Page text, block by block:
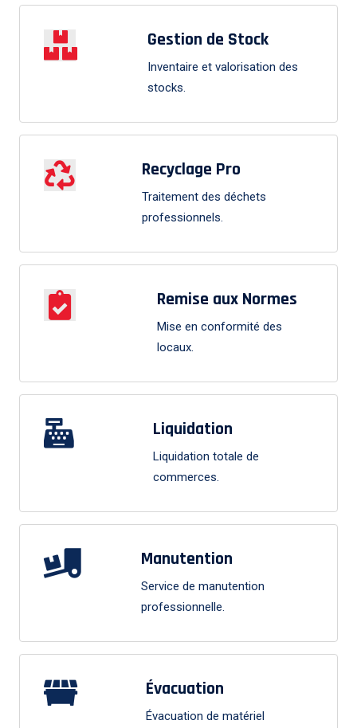
Gestion de Stock
Inventaire et valorisation des
stocks.
Recyclage Pro
Traitement des déchets
professionnels.
Remise aux Normes
Mise en conformité des
locaux.
Liquidation
Liquidation totale de
commerces.
Manutention
Service de manutention
professionnelle.
Évacuation
Évacuation de matériel